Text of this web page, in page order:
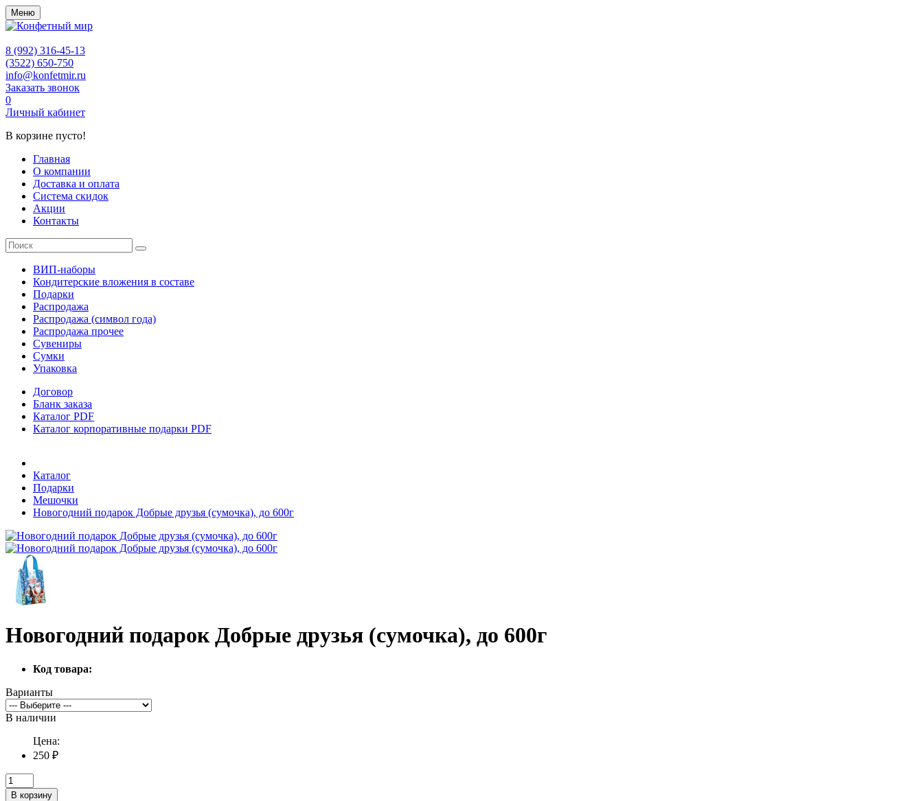
Меню
8 (992) 316-45-13
(3522) 650-750
info@konfetmir.ru
Заказать звонок
0
Личный кабинет
В корзине пусто!
Главная
О компании
Доставка и оплата
Система скидок
Акции
Контакты
ВИП-наборы
Кондитерские вложения в составе
Подарки
Распродажа
Распродажа (символ года)
Распродажа прочее
Сувениры
Сумки
Упаковка
Договор
Бланк заказа
Каталог PDF
Каталог корпоративные подарки PDF
Каталог
Подарки
Мешочки
Новогодний подарок Добрые друзья (сумочка), до 600г
Новогодний подарок Добрые друзья (сумочка), до 600г
Код товара:
Варианты
В наличии
Цена:
250 ₽
В корзину